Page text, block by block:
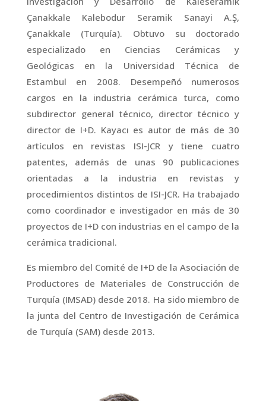
Çanakkale Kalebodur Seramik Sanayi A.Ş,
Çanakkale (Turquía). Obtuvo su doctorado
especializado en Ciencias Cerámicas y
Geológicas en la Universidad Técnica de
Estambul en 2008. Desempeñó numerosos
cargos en la industria cerámica turca, como
subdirector general técnico, director técnico y
director de I+D. Kayacı es autor de más de 30
artículos en revistas ISI-JCR y tiene cuatro
patentes, además de unas 90 publicaciones
orientadas a la industria en revistas y
procedimientos distintos de ISI-JCR. Ha trabajado
como coordinador e investigador en más de 30
proyectos de I+D con industrias en el campo de la
cerámica tradicional.
Es miembro del Comité de I+D de la Asociación de
Productores de Materiales de Construcción de
Turquía (IMSAD) desde 2018. Ha sido miembro de
la junta del Centro de Investigación de Cerámica
de Turquía (SAM) desde 2013.